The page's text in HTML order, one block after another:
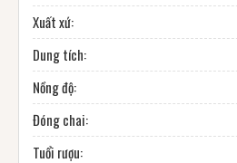
Xuất xứ:
Dung tích:
Nồng độ:
Đóng chai:
Tuổi rượu: